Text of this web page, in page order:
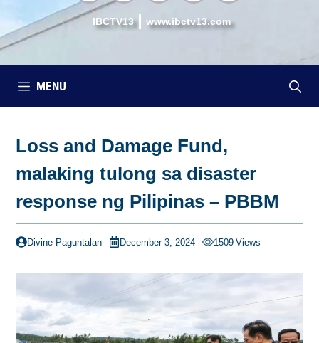
IBCTV13 www.ibctv13.com
MENU
Loss and Damage Fund,
malaking tulong sa disaster
response ng Pilipinas – PBBM
Divine Paguntalan December 3, 2024 1509 Views